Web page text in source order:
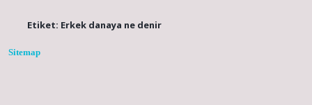
Etiket: Erkek danaya ne denir
Sitemap